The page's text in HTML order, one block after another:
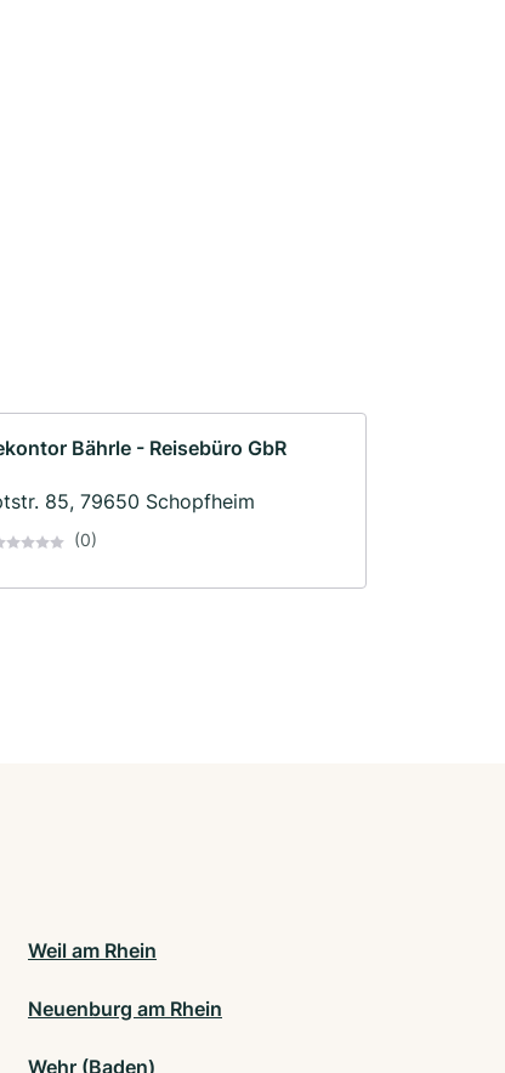
Bährle - Reisebüro GbR
85, 79650 Schopfheim
(0)
Weil am Rhein
Neuenburg am Rhein
Wehr (Baden)